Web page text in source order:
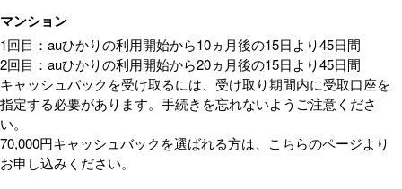
マンション
1回目：auひかりの利用開始から10ヵ月後の15日より45日間
2回目：auひかりの利用開始から20ヵ月後の15日より45日間
キャッシュバックを受け取るには、受け取り期間内に受取口座を
指定する必要があります。手続きを忘れないようご注意くださ
い。
70,000円キャッシュバックを選ばれる方は、こちらのページより
お申し込みください。